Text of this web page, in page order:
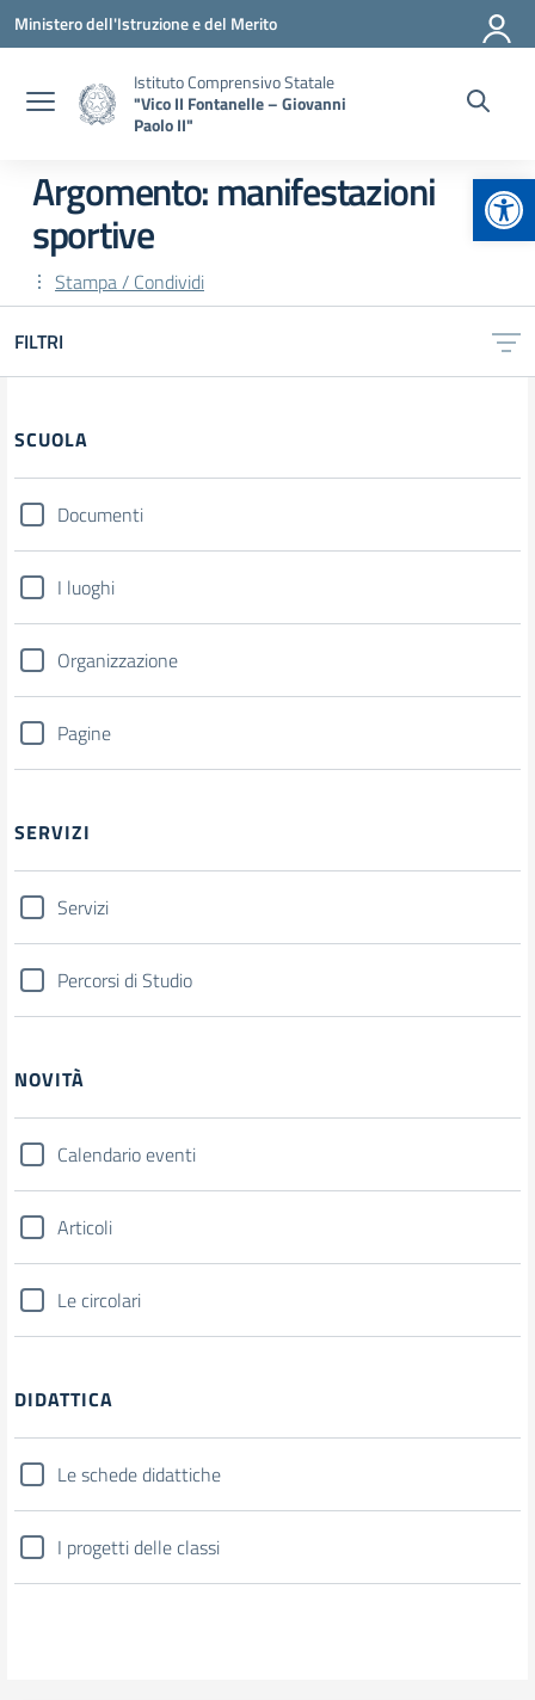
Vai ai contenuti
Vai al menu di navigazione
Vai al footer
Ministero dell'Istruzione e del Merito
Istituto Comprensivo Statale
"Vico II Fontanelle – Giovanni
Paolo II"
Argomento: manifestazioni
sportive
Stampa / Condividi
FILTRI
Filtri
SCUOLA
Documenti
I luoghi
Organizzazione
Pagine
SERVIZI
Servizi
Percorsi di Studio
NOVITÀ
Calendario eventi
Articoli
Le circolari
DIDATTICA
Le schede didattiche
I progetti delle classi